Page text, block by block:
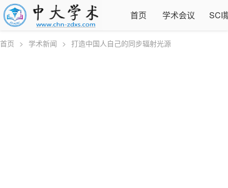
首页 学术会议 SCI
首页 > 学术新闻 > 打造中国人自己的同步辐射光源